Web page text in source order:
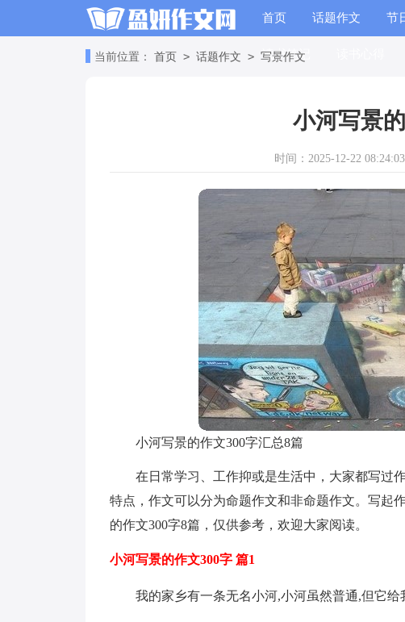
首页 话题作文 节
读书笔记
当前位置： 首页 > 话题作文 > 写景作文
小河写景
时间：2025-12-22 08:24:03
小河写景的作文300字汇总8篇
在日常学习、工作抑或是生活中，大家都写过
特点，作文可以分为命题作文和非命题作文。写起
的作文300字8篇，仅供参考，欢迎大家阅读。
小河写景的作文300字 篇1
我的家乡有一条无名小河,小河虽然普通,但它给